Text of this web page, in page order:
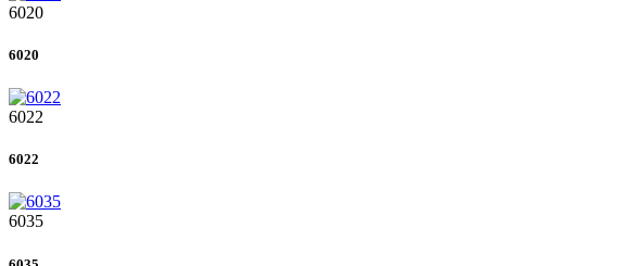
6020
6020
6022
6022
6035